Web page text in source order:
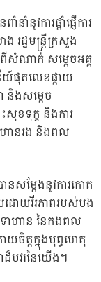
នូវការផ្តាំផ្ញើការ
ដ្ឋមន្រ្តីក្រសួង
ពីសំណាក់ សម្តេចអគ្គ
ផុតលេខផ្កាយ
និងសម្តេច
សុខទុក្ខ និងការ
ានរង និងពល
ានសម្តែងនូវការកោត
ដោយវីរភាពរបស់បង
ាហាន នៃកងពល
ចិត្តក្នុងបុព្វហេតុ
ដ៏បវរនៃយើង។